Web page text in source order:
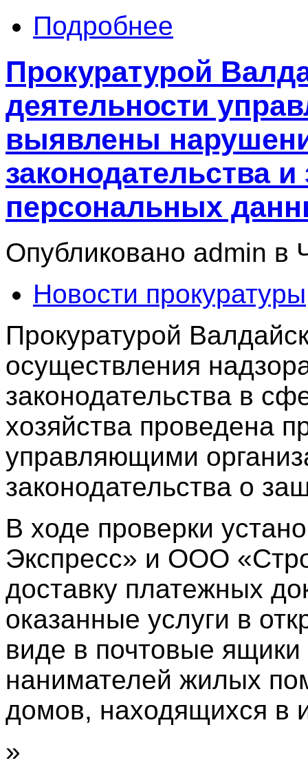
Подробнее
Прокуратурой
деятельности
выявлены
законодательства
персональных
Опубликовано admin в
Новости прокуратуры
Прокуратурой
осуществления
законодательства в
хозяйства проведена
управляющими
законодательства о
В ходе проверки
Экспресс» и ООО
доставку платежных
оказанные услуги в
виде в почтовые ящики
нанимателей жилых
домов, находящихся в
»